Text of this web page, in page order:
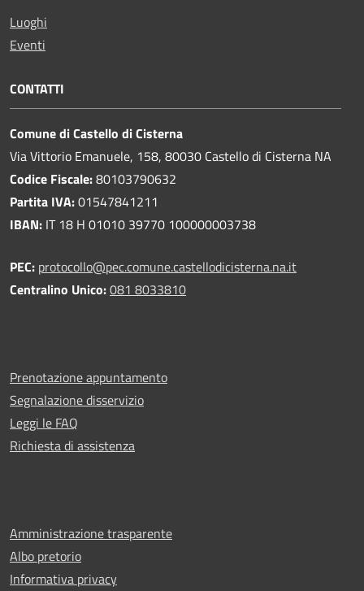
Luoghi
Eventi
CONTATTI
Comune di Castello di Cisterna
Via Vittorio Emanuele, 158, 80030 Castello di Cisterna NA
Codice Fiscale:80103790632
Partita IVA:01547841211
IBAN: IT 18 H 01010 39770 100000003738
PEC: protocollo@pec.comune.castellodicisterna.na.it
Centralino Unico:081 8033810
Prenotazione appuntamento
Segnalazione disservizio
Leggi le FAQ
Richiesta di assistenza
Amministrazione trasparente
Albo pretorio
Informativa privacy